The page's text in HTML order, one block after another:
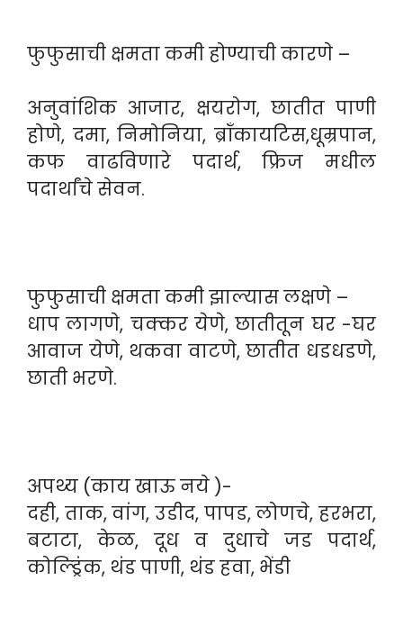
फुफुसाची क्षमता कमी होण्याची कारणे –
अनुवांशिक आजार, क्षयरोग, छातीत पाणी
होणे, दमा, निमोनिया, ब्रॉंकायटिस,धूम्रपान,
कफ वाढविणारे पदार्थ, फ्रिज मधील
पदार्थांचे सेवन.
फुफुसाची क्षमता कमी झाल्यास लक्षणे –
धाप लागणे, चक्कर येणे, छातीतून घर -घर
आवाज येणे, थकवा वाटणे, छातीत धडधडणे,
छाती भरणे.
अपथ्य (काय खाऊ नये )-
दही, ताक, वांग, उडीद, पापड, लोणचे, हरभरा,
बटाटा, केळ, दूध व दुधाचे जड पदार्थ,
कोल्ड्रिंक, थंड पाणी, थंड हवा, भेंडी